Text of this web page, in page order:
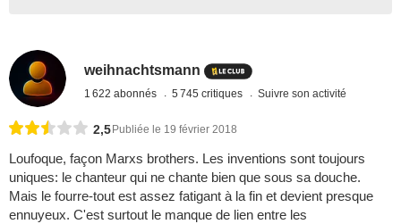
weihnachtsmann
1 622 abonnés 5 745 critiques Suivre son activité
2,5 Publiée le 19 février 2018
Loufoque, façon Marxs brothers. Les inventions sont toujours
uniques: le chanteur qui ne chante bien que sous sa douche.
Mais le fourre-tout est assez fatigant à la fin et devient presque
ennuyeux. C'est surtout le manque de lien entre les